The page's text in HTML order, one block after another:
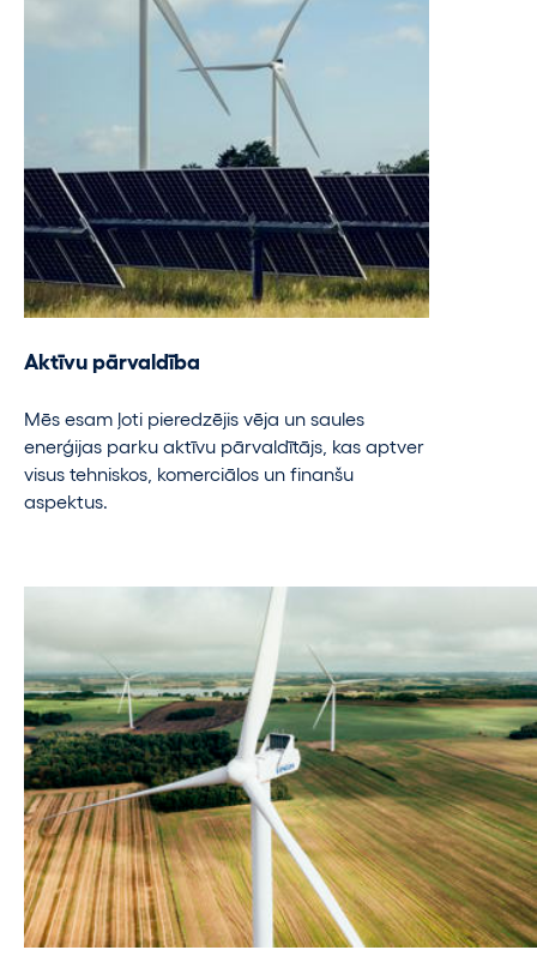
Aktīvu pārvaldība
Mēs esam ļoti pieredzējis vēja un saules
enerģijas parku aktīvu pārvaldītājs, kas aptver
visus tehniskos, komerciālos un finanšu
aspektus.